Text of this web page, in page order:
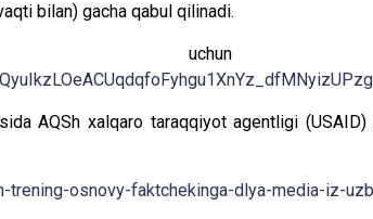
bilan) gacha qabul qilinadi.
uchun
AQSh xalqaro taraqqiyot agentligi (USAID)
osnovy-faktchekinga-dlya-media-iz-